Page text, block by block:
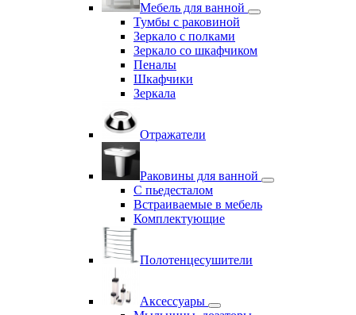
Мебель для ванной
Тумбы с раковиной
Зеркало с полками
Зеркало со шкафчиком
Пеналы
Шкафчики
Зеркала
Отражатели
Раковины для ванной
С пьедесталом
Встраиваемые в мебель
Комплектующие
Полотенцесушители
Аксессуары